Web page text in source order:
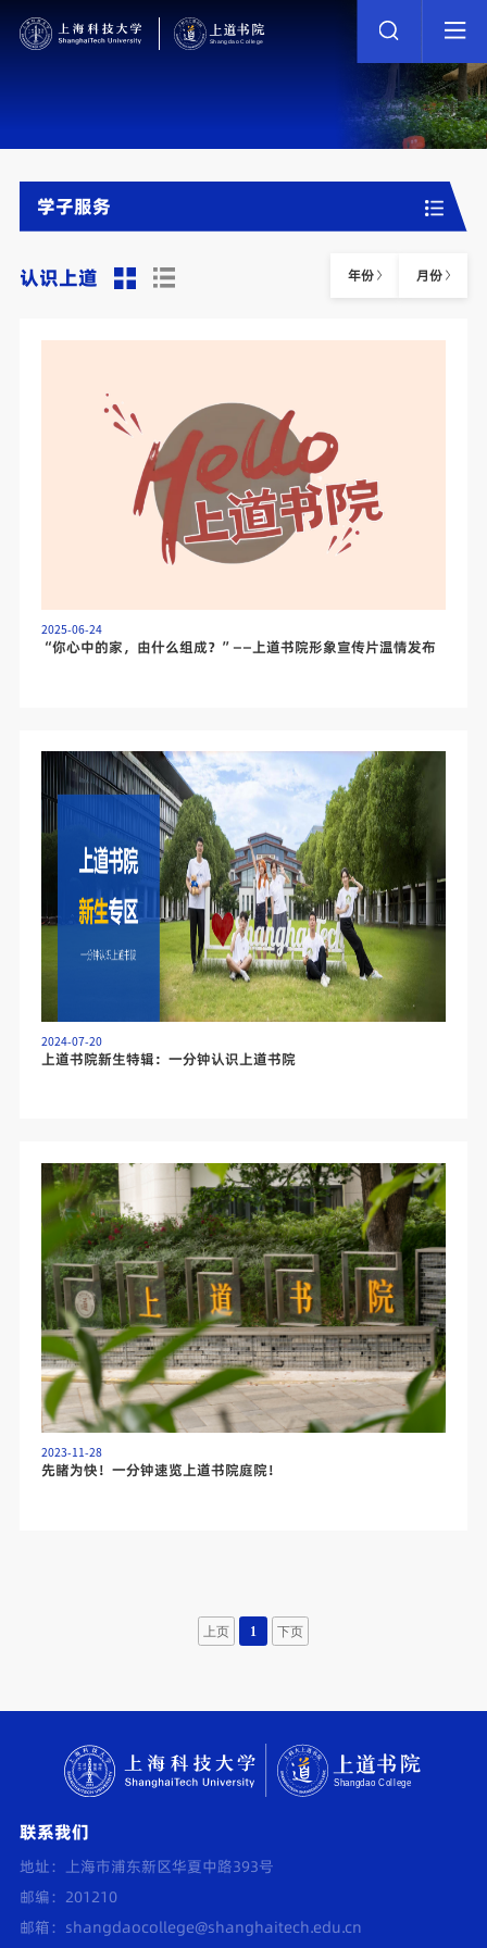
学子服务
认识上道 年份 月份
2025-06-24
“你心中的家，由什么组成？”——上道书院形象宣传片温情发布
2024-07-20
上道书院新生特辑：一分钟认识上道书院
2023-11-28
先睹为快！一分钟速览上道书院庭院！
上页 1 下页
联系我们
地址：上海市浦东新区华夏中路393号
邮编：201210
邮箱： shangdaocollege@shanghaitech.edu.cn